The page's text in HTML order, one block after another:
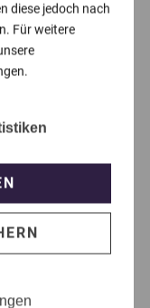
diese jedoch nach
Für weitere